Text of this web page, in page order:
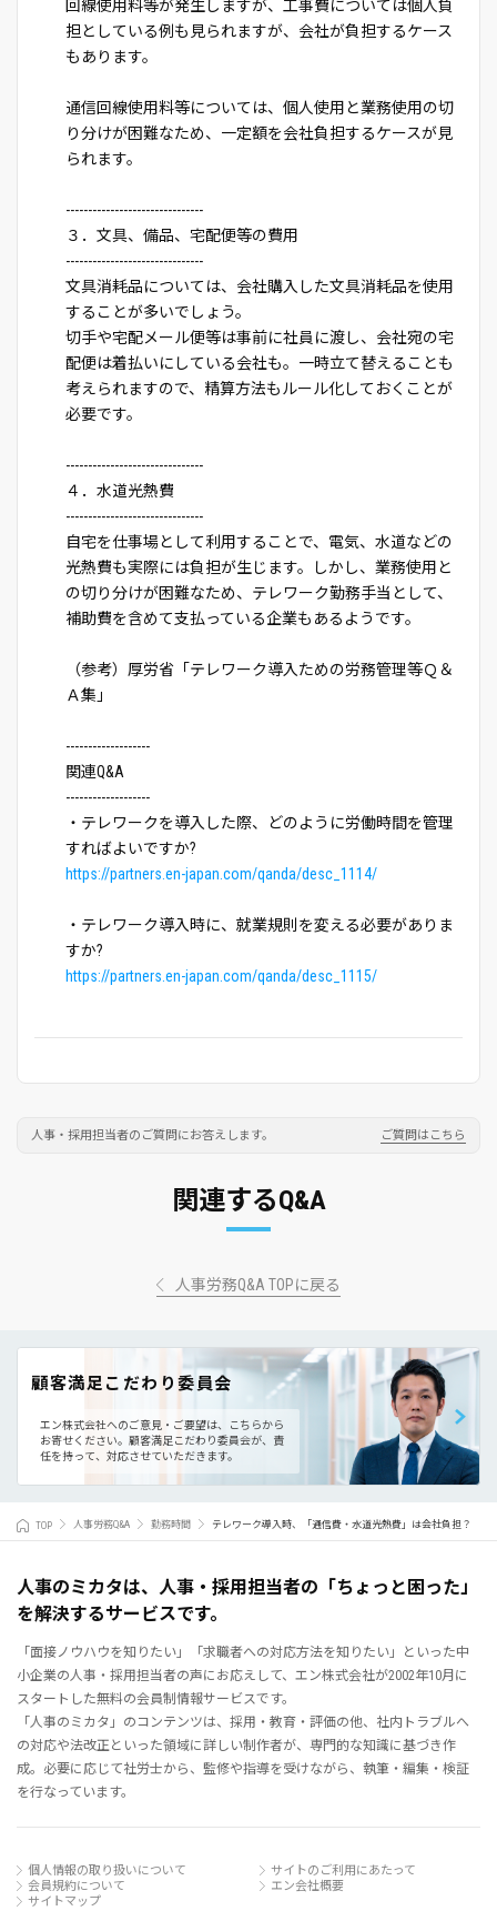
回線使用料等が発生しますが、工事費については個人負
担としている例も見られますが、会社が負担するケース
もあります。
通信回線使用料等については、個人使用と業務使用の切
り分けが困難なため、一定額を会社負担するケースが見
られます。
-------------------------------
３．文具、備品、宅配便等の費用
-------------------------------
文具消耗品については、会社購入した文具消耗品を使用
することが多いでしょう。
切手や宅配メール便等は事前に社員に渡し、会社宛の宅
配便は着払いにしている会社も。一時立て替えることも
考えられますので、精算方法もルール化しておくことが
必要です。
-------------------------------
４．水道光熱費
-------------------------------
自宅を仕事場として利用することで、電気、水道などの
光熱費も実際には負担が生じます。しかし、業務使用と
の切り分けが困難なため、テレワーク勤務手当として、
補助費を含めて支払っている企業もあるようです。
（参考）厚労省「テレワーク導入ための労務管理等Ｑ＆
Ａ集」
-------------------
関連Q&A
-------------------
・テレワークを導入した際、どのように労働時間を管理
すればよいですか?
https://partners.en-japan.com/qanda/desc_1114/
・テレワーク導入時に、就業規則を変える必要がありま
すか?
https://partners.en-japan.com/qanda/desc_1115/
人事・採用担当者のご質問にお答えします。 ご質問はこちら
関連するQ&A
人事労務Q&A TOPに戻る
顧客満足こだわり委員会
エン株式会社へのご意見・ご要望は、こちらから
お寄せください。 顧客満足こだわり委員会が、責
任を持って、対応させていただきます。
TOP 人事労務Q&A 勤務時間 テレワーク導入時、「通信費・水道光熱費」は会社負担？
人事のミカタは、人事・採用担当者の「ちょっと困った」
を解決するサービスです。
「面接ノウハウを知りたい」「求職者への対応方法を知りたい」といった中
小企業の人事・採用担当者の声にお応えして、エン株式会社が2002年10月に
スタートした無料の会員制情報サービスです。
「人事のミカタ」のコンテンツは、採用・教育・評価の他、社内トラブルへ
の対応や法改正といった領域に詳しい制作者が、専門的な知識に基づき作
成。必要に応じて社労士から、監修や指導を受けながら、執筆・編集・検証
を行なっています。
個人情報の取り扱いについて
サイトのご利用にあたって
会員規約について
エン会社概要
サイトマップ